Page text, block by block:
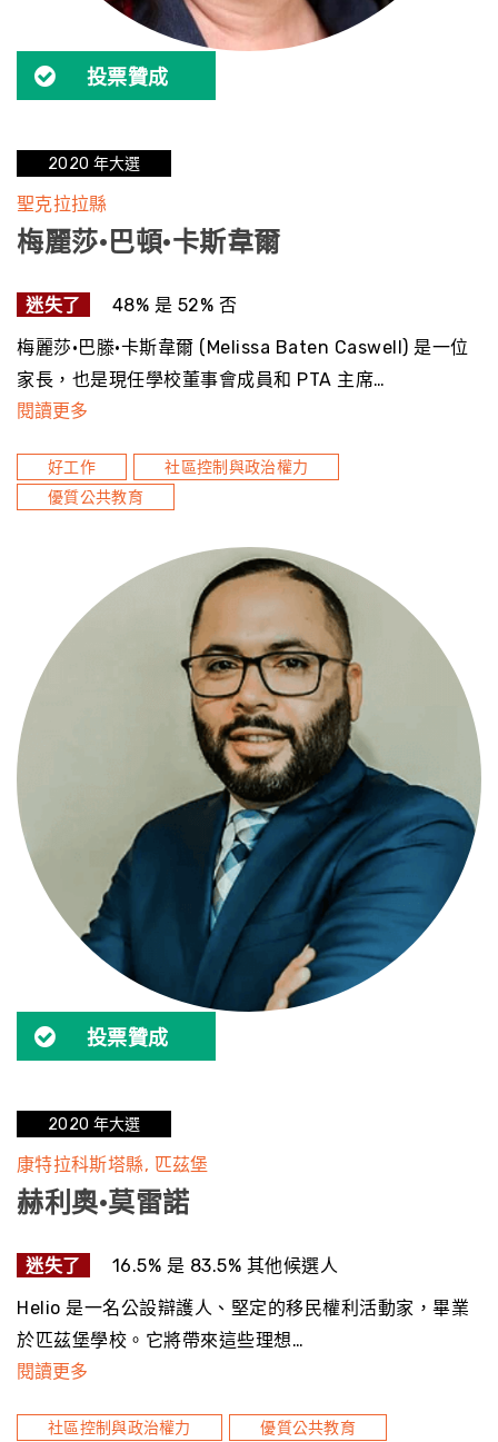
投票贊成
2020 年大選
聖克拉拉縣
梅麗莎·巴頓·卡斯韋爾
迷失了 48% 是 52% 否
梅麗莎·巴滕·卡斯韋爾 (Melissa Baten Caswell) 是一位
家長，也是現任學校董事會成員和 PTA 主席…
閱讀更多
好工作
社區控制與政治權力
優質公共教育
投票贊成
2020 年大選
康特拉科斯塔縣 匹茲堡
赫利奧·莫雷諾
迷失了 16.5% 是 83.5% 其他候選人
Helio 是一名公設辯護人、堅定的移民權利活動家，畢業
於匹茲堡學校。它將帶來這些理想…
閱讀更多
社區控制與政治權力 優質公共教育